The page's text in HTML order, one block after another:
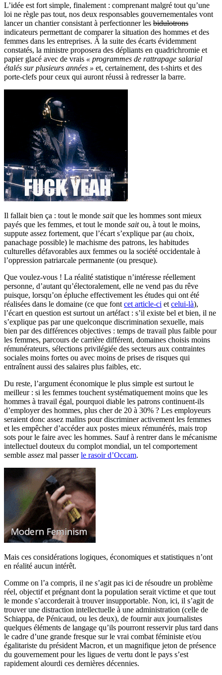
L’idée est fort simple, finalement : comprenant malgré tout qu’une
loi ne règle pas tout, nos deux responsables gouvernementales vont
lancer un chantier consistant à perfectionner les bidulotrons
indicateurs permettant de comparer la situation des hommes et des
femmes dans les entreprises. À la suite des écarts évidemment
constatés, la ministre proposera des dépliants en quadrichromie et
papier glacé avec de vrais « programmes de rattrapage salarial
étalés sur plusieurs années » et, certainement, des t-shirts et des
porte-clefs pour ceux qui auront réussi à redresser la barre.
Il fallait bien ça : tout le monde saitque les hommes sont mieux
payés que les femmes, et tout le monde saitou, à tout le moins,
suppute assez fortement, que l’écart s’explique par (au choix,
panachage possible) le machisme des patrons, les habitudes
culturelles défavorables aux femmes ou la société occidentale à
l’oppression patriarcale permanente (ou presque).
Que voulez-vous ! La réalité statistique n’intéresse réellement
personne, d’autant qu’électoralement, elle ne vend pas du rêve
puisque, lorsqu’on épluche effectivement les études qui ont été
réalisées dans le domaine (ce que font cet article-ci et celui-là),
l’écart en question est surtout un artéfact : s’il existe bel et bien, il ne
s’explique pas par une quelconque discrimination sexuelle, mais
bien par des différences objectives : temps de travail plus faible pour
les femmes, parcours de carrière différent, domaines choisis moins
rémunérateurs, sélections privilégiée des secteurs aux contraintes
sociales moins fortes ou avec moins de prises de risques qui
entraînent aussi des salaires plus faibles, etc.
Du reste, l’argument économique le plus simple est surtout le
meilleur : si les femmes touchent systématiquement moins que les
hommes à travail égal, pourquoi diable les patrons continuent-ils
d’employer des hommes, plus cher de 20 à 30% ? Les employeurs
seraient donc assez malins pour discriminer activement les femmes
et les empêcher d’accéder aux postes mieux rémunérés, mais trop
sots pour le faire avec les hommes. Sauf à rentrer dans le mécanisme
intellectuel douteux du complot mondial, un tel comportement
semble assez mal passerle rasoir d’Occam.
Mais ces considérations logiques, économiques et statistiques n’ont
en réalité aucun intérêt.
Comme on l’a compris, il ne s’agit pas ici de résoudre un problème
réel, objectif et prégnant dont la population serait victime et que tout
le monde s’accorderait à trouver insupportable. Non, ici, il s’agit de
trouver une distraction intellectuelle à une administration (celle de
Schiappa, de Pénicaud, ou les deux), de fournir aux journalistes
quelques éléments de langage qu’ils pourront resservir plus tard dans
le cadre d’une grande fresque sur le vrai combat féministe et/ou
égalitariste du président Macron, et un magnifique jeton de présence
du gouvernement pour les ligues de vertu dont le pays s’est
rapidement alourdi ces dernières décennies.